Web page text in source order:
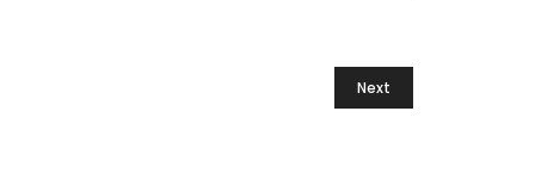
amet est et sapien ullamcorper pharetra.
Vestibulum erat wisi, condimentum sed,
Next